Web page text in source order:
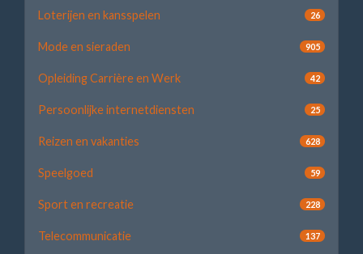
Loterijen en kansspelen 26
Mode en sieraden 905
Opleiding Carrière en Werk 42
Persoonlijke internetdiensten 25
Reizen en vakanties 628
Speelgoed 59
Sport en recreatie 228
Telecommunicatie 137